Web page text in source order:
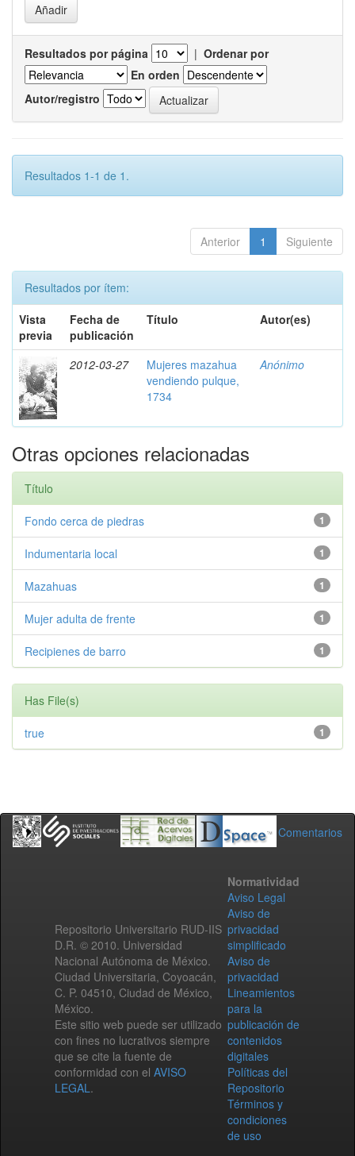
Resultados por página | Ordenar por
En orden
Autor/registro
Resultados 1-1 de 1.
Anterior 1 Siguiente
Resultados por ítem:
Vista
previa
Fecha de
publicación
Título Autor(es)
2012-03-27
Mujeres mazahua
vendiendo pulque,
1734
Anónimo
Otras opciones relacionadas
Título
1
Fondo cerca de piedras
1
Indumentaria local
1
Mazahuas
1
Mujer adulta de frente
1
Recipienes de barro
Has File(s)
1
true
Comentarios
Repositorio Universitario RUD-IIS
D.R. © 2010. Universidad
Nacional Autónoma de México.
Ciudad Universitaria, Coyoacán,
C. P. 04510, Ciudad de México,
México.
Este sitio web puede ser utilizado
con fines no lucrativos siempre
que se cite la fuente de
conformidad con el AVISO
LEGAL.
Normatividad
Aviso Legal
Aviso de
privacidad
simplificado
Aviso de
privacidad
Lineamientos
para la
publicación de
contenidos
digitales
Políticas del
Repositorio
Términos y
condiciones
de uso